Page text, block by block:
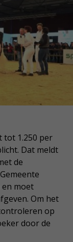
tot 1.250 per
Dat meldt
de
moet
Om het
op
door de